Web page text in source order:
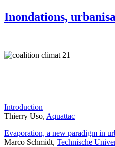
Inondations,
Introduction
Thierry Uso, Aquattac
Evaporation, a new paradigm in
Marco Schmidt, Technische